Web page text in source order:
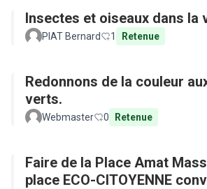
Insectes et oiseaux dans la
PIAT Bernard 1 Retenue
Redonnons de la couleur
verts.
Webmaster 0 Retenue
Faire de la Place Amat
place ECO-CITOYENNE